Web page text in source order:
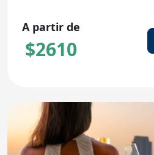
A partir de
$2610